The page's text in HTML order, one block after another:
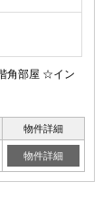
角部屋 ☆イン
物件詳細
物件詳細